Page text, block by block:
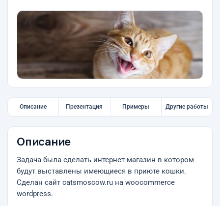
Описание Презентация Примеры Другие работы
Описание
Задача была сделать интернет-магазин в котором
будут выставлены имеющиеся в приюте кошки.
Сделан сайт catsmoscow.ru на woocommerce
wordpress.